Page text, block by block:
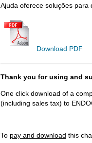
Ajuda oferece soluções para
Download PDF
Thank you for using and
One click download of a
(including sales tax) to
To pay and download this